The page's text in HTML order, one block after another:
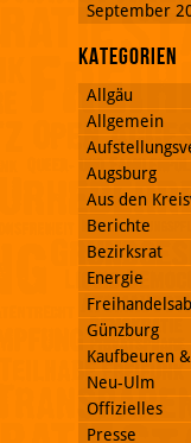
September
Kategorien
Allgäu
Allgemein
Augsburg
Aus den
Berichte
Bezirksrat
Energie
Günzburg
Kaufbeuren
Neu-Ulm
Offizielles
Presse